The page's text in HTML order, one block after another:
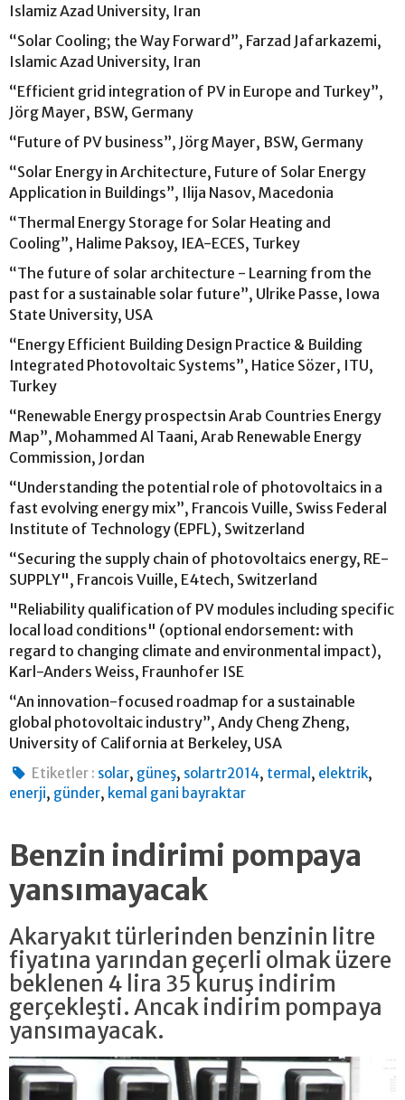
Islamiz Azad University, Iran
“Solar Cooling; the Way Forward”, Farzad Jafarkazemi,
Islamic Azad University, Iran
“Efficient grid integration of PV in Europe and Turkey”,
Jörg Mayer, BSW, Germany
“Future of PV business”, Jörg Mayer, BSW, Germany
“Solar Energy in Architecture, Future of Solar Energy
Application in Buildings”, Ilija Nasov, Macedonia
“Thermal Energy Storage for Solar Heating and
Cooling”, Halime Paksoy, IEA-ECES, Turkey
“The future of solar architecture - Learning from the
past for a sustainable solar future”, Ulrike Passe, Iowa
State University, USA
“Energy Efficient Building Design Practice & Building
Integrated Photovoltaic Systems”, Hatice Sözer, ITU,
Turkey
“Renewable Energy prospectsin Arab Countries Energy
Map”, Mohammed Al Taani, Arab Renewable Energy
Commission, Jordan
“Understanding the potential role of photovoltaics in a
fast evolving energy mix”, Francois Vuille, Swiss Federal
Institute of Technology (EPFL), Switzerland
“Securing the supply chain of photovoltaics energy, RE-
SUPPLY", Francois Vuille, E4tech, Switzerland
"Reliability qualification of PV modules including specific
local load conditions" (optional endorsement: with
regard to changing climate and environmental impact),
Karl-Anders Weiss, Fraunhofer ISE
“An innovation-focused roadmap for a sustainable
global photovoltaic industry”, Andy Cheng Zheng,
University of California at Berkeley, USA
Etiketler : solar, güneş, solartr2014, termal , elektrik,
enerji, günder, kemal gani bayraktar
Benzin indirimi pompaya
yansımayacak
Akaryakıt türlerinden benzinin litre
fiyatına yarından geçerli olmak üzere
beklenen 4 lira 35 kuruş indirim
gerçekleşti. Ancak indirim pompaya
yansımayacak.